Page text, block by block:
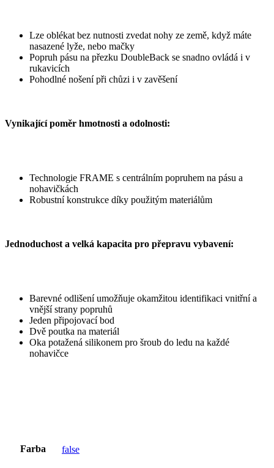
Lze oblékat bez nutnosti zvedat nohy ze země, když máte
nasazené lyže, nebo mačky
Popruh pásu na přezku DoubleBack se snadno ovládá i v
rukavicích
Pohodlné nošení při chůzi i v zavěšení
Vynikající poměr hmotnosti a odolnosti:
Technologie FRAME s centrálním popruhem na pásu a
nohavičkách
Robustní konstrukce díky použitým materiálům
Jednoduchost a velká kapacita pro přepravu vybavení:
Barevné odlišení umožňuje okamžitou identifikaci vnitřní a
vnější strany popruhů
Jeden připojovací bod
Dvě poutka na materiál
Oka potažená silikonem pro šroub do ledu na každé
nohavičce
Farba false